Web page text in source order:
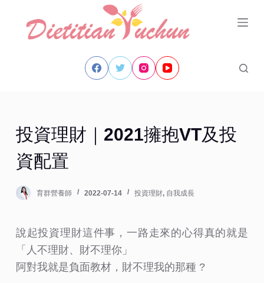
投資理財｜2021擁抱VT及投
資配置
育群營養師 2022-07-14 投資理財, 自我成長
說起投資理財這件事，一路走來的心得真的就是
「人不理財、財不理你」
阿對我就是負面教材，財不理我的那種 ?